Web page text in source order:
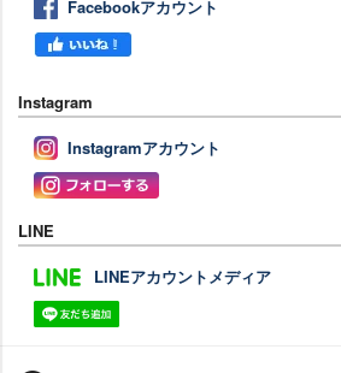
Facebookアカウント
Instagram
Instagramアカウント
LINE
LINEアカウントメディア